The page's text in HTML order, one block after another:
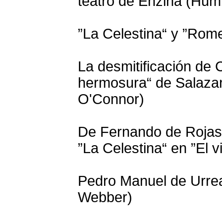
”La Celestina“ y
La desmitificación de
hermosura“ de
O'Connor)
De Fernando de
”La Celestina“ en ”El
Pedro Manuel de
Webber)